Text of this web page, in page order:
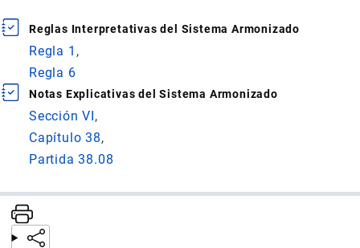
Reglas Interpretativas del Sistema Armonizado
Regla 1
Regla 6
Notas Explicativas del Sistema Armonizado
Sección VI
Capítulo 38
Partida 38.08